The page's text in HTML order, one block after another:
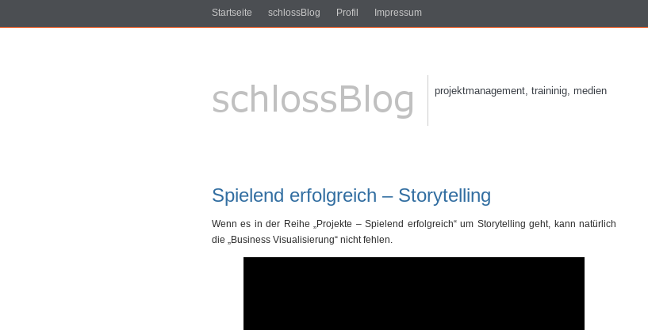
Startseite schlossBlog Profil Impressum
projektmanagement, traininig, medien
Spielend erfolgreich – Storytelling
Wenn es in der Reihe „Projekte – Spielend erfolgreich“ um Storytelling geht, kann natürlich
die „Business Visualisierung“ nicht fehlen.